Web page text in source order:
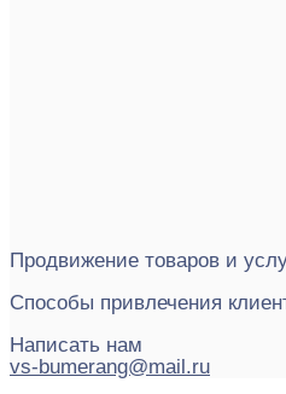
Продвижение товаров и
Способы привлечения
Написать нам
vs-bumerang@mail.ru